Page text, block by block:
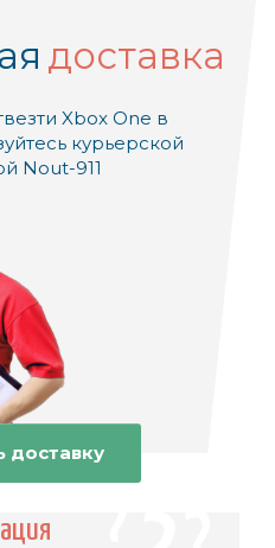
доставка
Xbox One в
курьерской
Nout-911
доставку